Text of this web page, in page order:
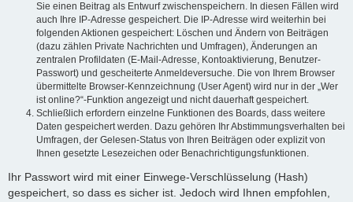
Sie einen Beitrag als Entwurf zwischenspeichern. In diesen Fällen wird
auch Ihre IP-Adresse gespeichert. Die IP-Adresse wird weiterhin bei
folgenden Aktionen gespeichert: Löschen und Ändern von Beiträgen
(dazu zählen Private Nachrichten und Umfragen), Änderungen an
zentralen Profildaten (E-Mail-Adresse, Kontoaktivierung, Benutzer-
Passwort) und gescheiterte Anmeldeversuche. Die von Ihrem Browser
übermittelte Browser-Kennzeichnung (User Agent) wird nur in der „Wer
ist online?“-Funktion angezeigt und nicht dauerhaft gespeichert.
Schließlich erfordern einzelne Funktionen des Boards, dass weitere
Daten gespeichert werden. Dazu gehören Ihr Abstimmungsverhalten bei
Umfragen, der Gelesen-Status von Ihren Beiträgen oder explizit von
Ihnen gesetzte Lesezeichen oder Benachrichtigungsfunktionen.
Ihr Passwort wird mit einer Einwege-Verschlüsselung (Hash)
gespeichert, so dass es sicher ist. Jedoch wird Ihnen empfohlen,